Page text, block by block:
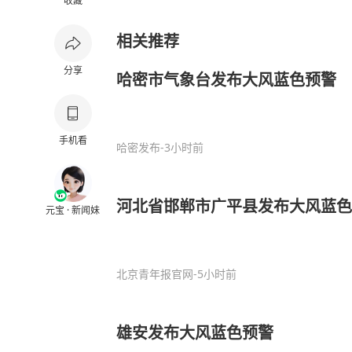
分享
手机看
元宝 · 新闻妹
相关推荐
哈密市气象台发布大风蓝色预警
哈密发布-3小时前
河北省邯郸市广平县发布大风蓝
北京青年报官网-5小时前
雄安发布大风蓝色预警